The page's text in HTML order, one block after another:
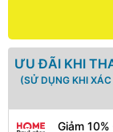
ƯU ĐÃI KHI
(SỬ DỤNG KHI
Giảm